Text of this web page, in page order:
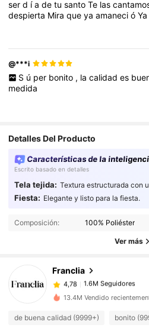
serd íadetusantoTe las
despierta MiraqueyaamanecióYa
@***i
S ú per bonito , la calidad es
medida
Detalles Del Producto
Características de la
Escrito basado en detalles
Tela tejida: Textura estructurada con
Fiesta: Elegante y listo para la fiesta.
Composición: 100% Poliéster
Ver más
Franclia
4,78 1.6M Seguidores
1.6M Seguidores
m***s pagóHace 1 día
4,78 1.6M Seguidores
13.4M Vendido
de buena calidad (9999+) bonito